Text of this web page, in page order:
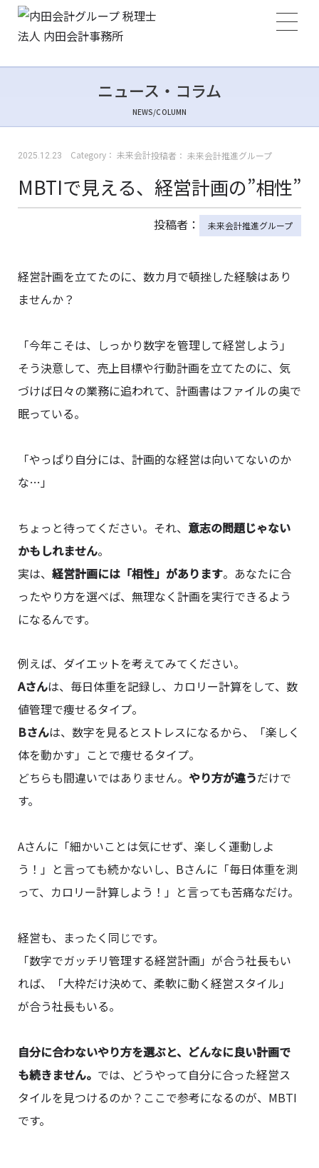
ニュース・コラム
NEWS/COLUMN
2025.12.23 Category： 未来会計投稿者： 未来会計推進グループ
MBTIで見える、経営計画の”相性”
投稿者： 未来会計推進グループ
経営計画を立てたのに、数カ月で頓挫した経験はあり
ませんか？
「今年こそは、しっかり数字を管理して経営しよう」
そう決意して、売上目標や行動計画を立てたのに、気
づけば日々の業務に追われて、計画書はファイルの奥で
眠っている。
「やっぱり自分には、計画的な経営は向いてないのか
な…」
ちょっと待ってください。それ、 意志の問題じゃない
かもしれません。
実は、 経営計画には「相性」があります。あなたに合
ったやり方を選べば、無理なく計画を実行できるよう
になるんです。
例えば、ダイエットを考えてみてください。
Aさんは、毎日体重を記録し、カロリー計算をして、数
値管理で痩せるタイプ。
Bさんは、数字を見るとストレスになるから、「楽しく
体を動かす」ことで痩せるタイプ。
どちらも間違いではありません。 やり方が違うだけで
す。
Aさんに「細かいことは気にせず、楽しく運動しよ
う！」と言っても続かないし、Bさんに「毎日体重を測
って、カロリー計算しよう！」と言っても苦痛なだけ。
経営も、まったく同じです。
「数字でガッチリ管理する経営計画」が合う社長もい
れば、「大枠だけ決めて、柔軟に動く経営スタイル」
が合う社長もいる。
自分に合わないやり方を選ぶと、どんなに良い計画で
も続きません。 では、どうやって自分に合った経営ス
タイルを見つけるのか？ここで参考になるのが、MBTI
です。